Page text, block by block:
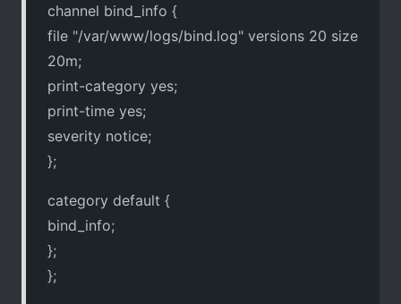
channel bind_info {
file "/var/www/logs/bind.log" versions 20 size
20m;
print-category yes;
print-time yes;
severity notice;
};
category default {
bind_info;
};
};